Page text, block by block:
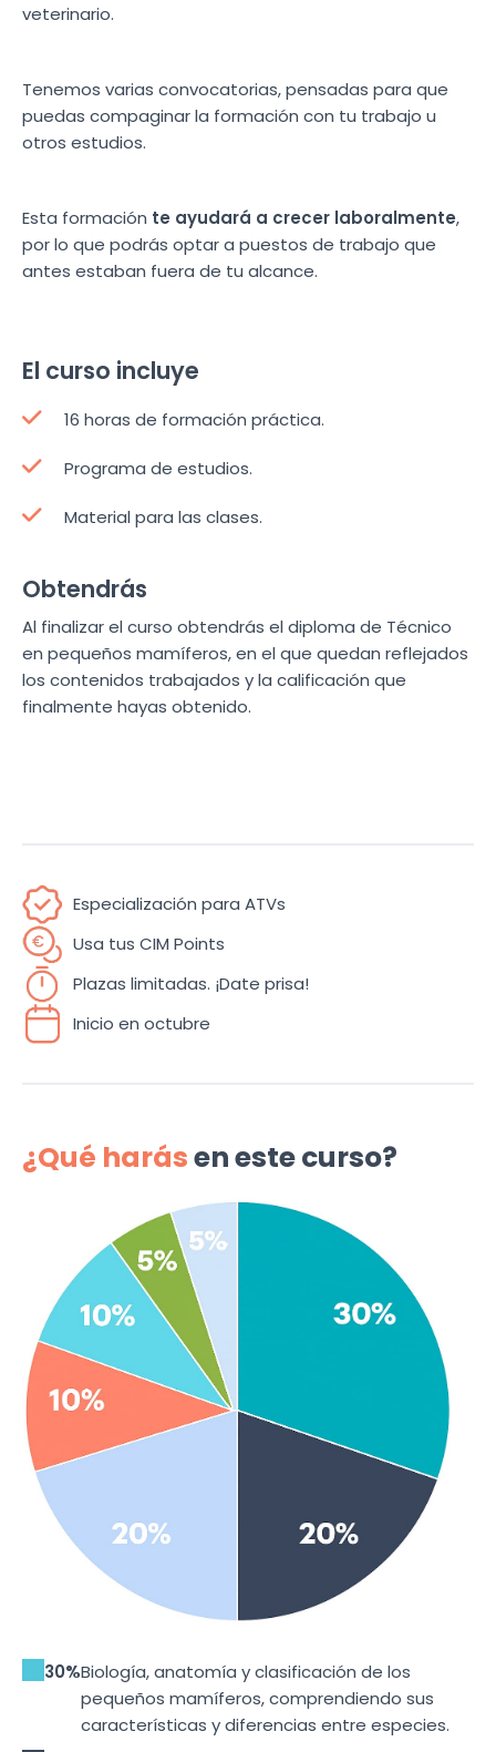
veterinario.
Tenemos varias convocatorias, pensadas para que
puedas compaginar la formación con tu trabajo u
otros estudios.
Esta formación te ayudará a crecer laboralmente,
por lo que podrás optar a puestos de trabajo que
antes estaban fuera de tu alcance.
El curso incluye
16 horas de formación práctica.
Programa de estudios.
Material para las clases.
Obtendrás
Al finalizar el curso obtendrás el diploma de Técnico
en pequeños mamíferos, en el que quedan reflejados
los contenidos trabajados y la calificación que
finalmente hayas obtenido.
Especialización para ATVs
Usa tus CIM Points
Plazas limitadas. ¡Date prisa!
Inicio en octubre
¿Qué harásen este curso?
30%Biología, anatomía y clasificación de los
pequeños mamíferos, comprendiendo sus
características y diferencias entre especies.